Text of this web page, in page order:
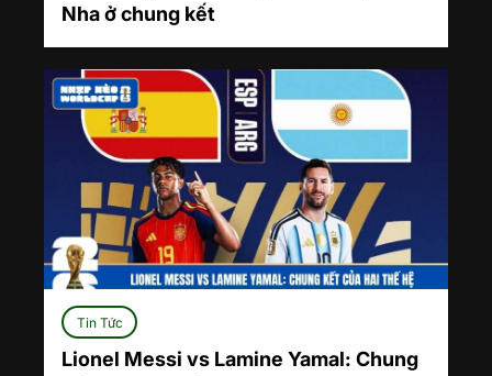
Nha ở chung kết
Tin Tức
Lionel Messi vs Lamine Yamal: Chung